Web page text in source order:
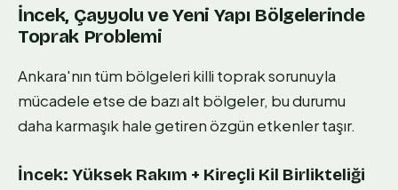
İncek, Çayyolu ve Yeni Yapı Bölgelerinde
Toprak Problemi
Ankara'nın tüm bölgeleri killi toprak sorunuyla
mücadele etse de bazı alt bölgeler, bu durumu
daha karmaşık hale getiren özgün etkenler taşır.
İncek: Yüksek Rakım + Kireçli Kil Birlikteliği